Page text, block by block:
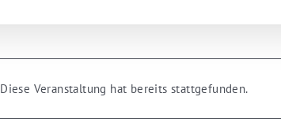
Diese Veranstaltung hat bereits stattgefunden.